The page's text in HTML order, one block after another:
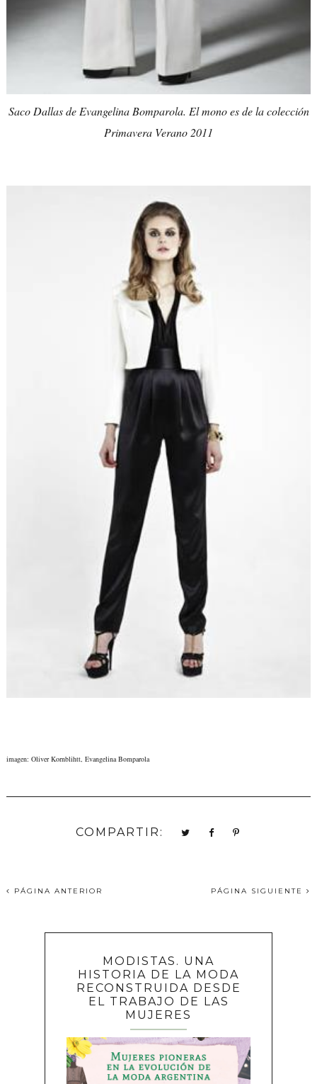
Saco Dallas de Evangelina Bomparola. El mono es de la colección
Primavera Verano 2011
imagen: Oliver Kornblihtt, Evangelina Bomparola
COMPARTIR:
PÁGINA ANTERIOR PÁGINA SIGUIENTE
MODISTAS. UNA
HISTORIA DE LA MODA
RECONSTRUIDA DESDE
EL TRABAJO DE LAS
MUJERES